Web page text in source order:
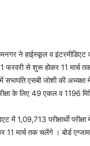
ने हाईस्कूल व इंटरमीडिएट
फरवरी से शुरू होकर 11 मार्च
सभापति एसबी जोशी की अध्यक्षा
के लिए 49 एकल व 1196
1,09,713 परीक्षार्थी परीक्षा
11 मार्च तक चलेंगे । बोर्ड